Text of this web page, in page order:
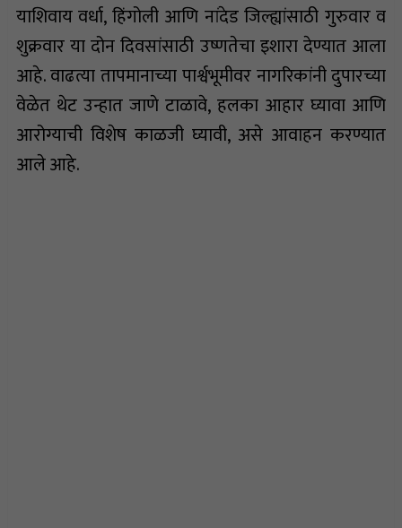
याशिवाय वर्धा, हिंगोली आणि नांदेड जिल्ह्यांसाठी गुरुवार व
शुक्रवार या दोन दिवसांसाठी उष्णतेचा इशारा देण्यात आला
आहे. वाढत्या तापमानाच्या पार्श्वभूमीवर नागरिकांनी दुपारच्या
वेळेत थेट उन्हात जाणे टाळावे, हलका आहार घ्यावा आणि
आरोग्याची विशेष काळजी घ्यावी, असे आवाहन करण्यात
आले आहे.